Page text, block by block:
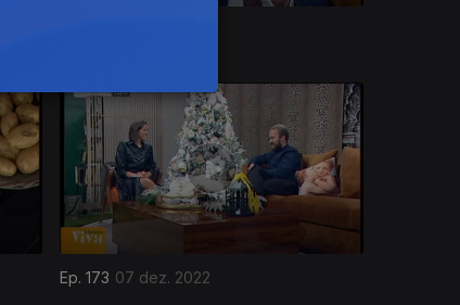
Ep. 173 07 dez. 2022